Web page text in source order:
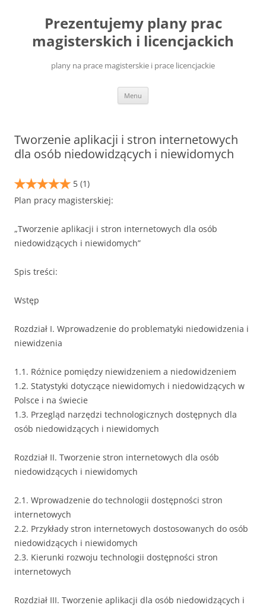
Prezentujemy plany prac
magisterskich i licencjackich
plany na prace magisterskie i prace licencjackie
Menu
Tworzenie aplikacji i stron internetowych
dla osób niedowidzących i niewidomych
5 (1)
Plan pracy magisterskiej:
„Tworzenie aplikacji i stron internetowych dla osób
niedowidzących i niewidomych”
Spis treści:
Wstęp
Rozdział I. Wprowadzenie do problematyki niedowidzenia i
niewidzenia
1.1. Różnice pomiędzy niewidzeniem a niedowidzeniem
1.2. Statystyki dotyczące niewidomych i niedowidzących w
Polsce i na świecie
1.3. Przegląd narzędzi technologicznych dostępnych dla
osób niedowidzących i niewidomych
Rozdział II. Tworzenie stron internetowych dla osób
niedowidzących i niewidomych
2.1. Wprowadzenie do technologii dostępności stron
internetowych
2.2. Przykłady stron internetowych dostosowanych do osób
niedowidzących i niewidomych
2.3. Kierunki rozwoju technologii dostępności stron
internetowych
Rozdział III. Tworzenie aplikacji dla osób niedowidzących i